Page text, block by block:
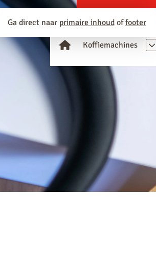
Ga direct naar primaire inhoudoffooter
Koffiemachines